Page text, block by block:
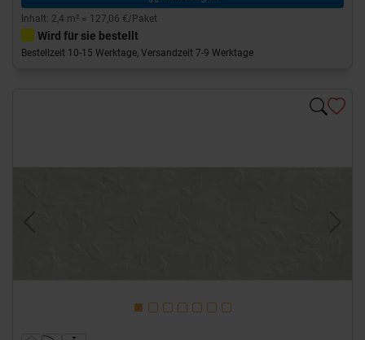
Inhalt: 2,4 m² = 127,06 €/Paket
Wird für sie bestellt
Bestellzeit 10-15 Werktage, Versandzeit 7-9 Werktage